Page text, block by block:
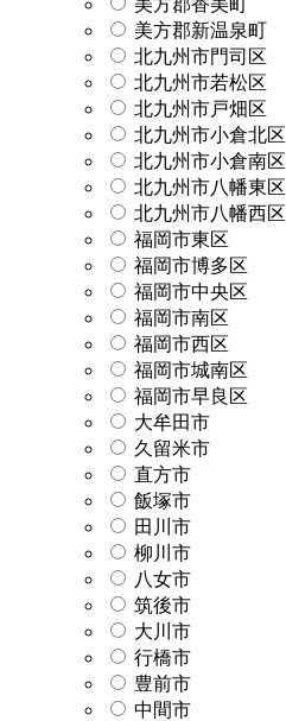
美方郡新温泉町
北九州市門司区
北九州市若松区
北九州市戸畑区
北九州市小倉北区
北九州市小倉南区
北九州市八幡東区
北九州市八幡西区
福岡市東区
福岡市博多区
福岡市中央区
福岡市南区
福岡市西区
福岡市城南区
福岡市早良区
大牟田市
久留米市
直方市
飯塚市
田川市
柳川市
八女市
筑後市
大川市
行橋市
豊前市
中間市